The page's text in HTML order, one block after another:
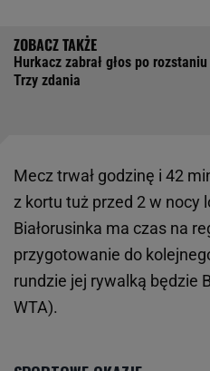
Hurkacz zabrał głos po
Trzy zdania
Mecz trwał godzinę i 42
z kortu tuż przed 2 w nocy
Białorusinka ma czas na
przygotowanie do
rundzie jej rywalką będzie
WTA).